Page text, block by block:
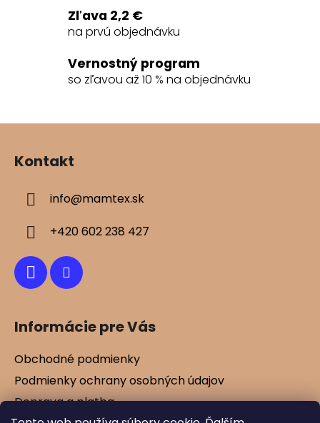
Zľava 2,2 €
na prvú objednávku
Vernostný program
so zľavou až 10 % na objednávku
Kontakt
info@mamtex.sk
+420 602 238 427
Informácie pre Vás
Obchodné podmienky
Podmienky ochrany osobných údajov
Doprava a platba